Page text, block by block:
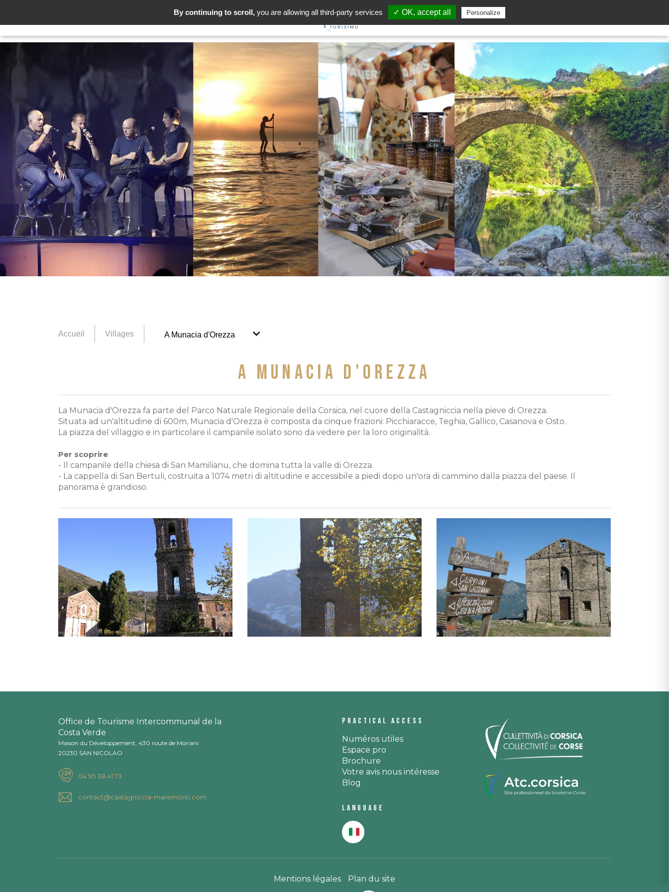
Accueil Villages A Munacia d'Orezza
A MUNACIA D'OREZZA
La Munacia d'Orezza fa parte del Parco Naturale Regionale della Corsica, nel cuore della Castagniccia nella pieve di Orezza.
Situata ad un'altitudine di 600m, Munacia d'Orezza è composta da cinque frazioni: Picchiaracce, Teghia, Gallico, Casanova e Osto.
La piazza del villaggio e in particolare il campanile isolato sono da vedere per la loro originalità.
Per scoprire
- Il campanile della chiesa di San Mamilianu, che domina tutta la valle di Orezza.
- La cappella di San Bertuli, costruita a 1074 metri di altitudine e accessibile a piedi dopo un'ora di cammino dalla piazza del paese. Il
panorama è grandioso.
Office de Tourisme Intercommunal de la
Costa Verde
Maison du Développement, 430 route de Moriani
20230 SAN NICOLAO
04 95 38 41 73
contact@castagniccia-maremonti.com
Practical access
Numéros utiles
Espace pro
Brochure
Votre avis nous intéresse
Blog
Language
Mentions légales Plan du site
By continuing to scroll, you are allowing all third-party services ✓ OK, accept all Personalize